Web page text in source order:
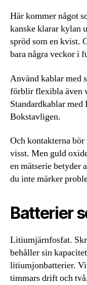
Här kommer något
kanske klarar kylan
spröd som en kvist.
bara några veckor i
Använd kablar med
förblir flexibla även
Standardkablar
Bokstavligen.
Och kontakterna
visst. Men guld
en mätserie betyder
du inte märker
Batterier
Litiumjärnfosfat.
behåller sin
litiumjonbatterier.
timmars drift och